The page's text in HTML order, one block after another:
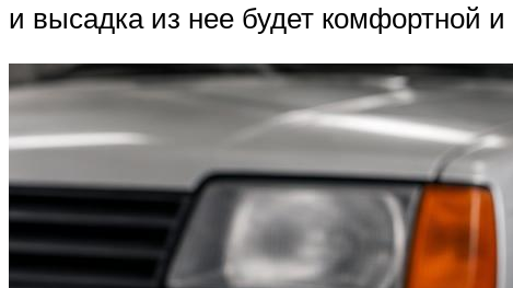
и высадка из нее будет комфортной